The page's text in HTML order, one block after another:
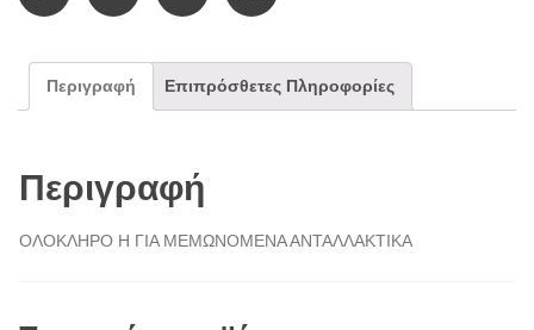
Περιγραφή Επιπρόσθετες Πληροφορίες
Περιγραφή
ΟΛΟΚΛΗΡΟ Η ΓΙΑ ΜΕΜΩΝΟΜΕΝΑ ΑΝΤΑΛΛΑΚΤΙΚΑ